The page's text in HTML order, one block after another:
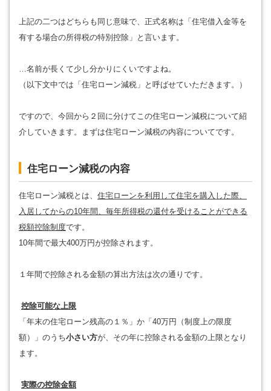
上記の二つはどちらも同じ意味で、正式名称は「住宅借入金等を
有する場合の所得税の特別控除」と言います。
…名前が長くて少し分かりにくいですよね。
（以下文中では「住宅ローン減税」と呼ばせていただきます。）
ですので、今回から２回に分けてこの住宅ローン減税について紹
介していきます。まずは住宅ローン減税の内容についてです。
住宅ローン減税の内容
住宅ローン減税とは、 住宅ローンを利用して住宅を購入した際、
入居してからの10年間、毎年所得税の還付を受けることができる
税額控除制度です。
10年間で最大400万円が控除されます。
１年間で控除される金額の算出方法は次の通りです。
控除可能な上限
「年末の住宅ローン残高の１％」か「40万円（制度上の限度
額）」のうち小さい方が、その年に控除される金額の上限となり
ます。
実際の控除金額